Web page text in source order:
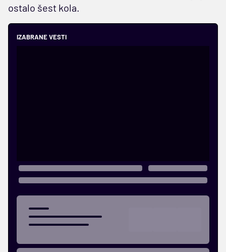
ostalo šest kola.
IZABRANE VESTI